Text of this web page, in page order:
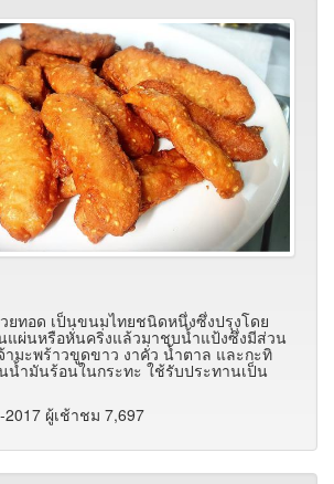
ยทอด เป็นขนมไทยชนิดหนึ่งซึ่งปรุงโดย
แผ่นหรือหั่นคริ่งแล้วมาชุบน้ำแป้งซึ่งมีส่วน
ามะพร้าวขูดขาว งาคั่ว น้ำตาล และกะทิ
น้ำมันร้อนในกระทะ ใช้รับประทานเป็น
2017 ผู้เช้าชม 7,697